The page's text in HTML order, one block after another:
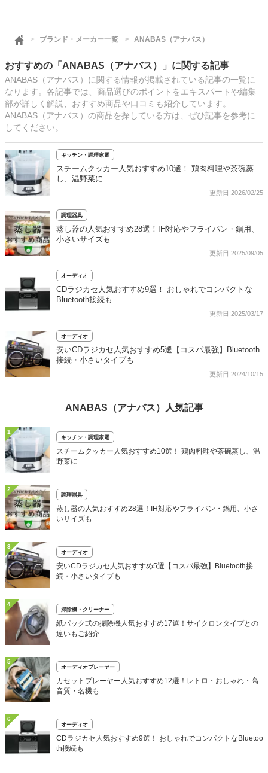
ブランド・メーカー一覧 ANABAS（アナバス）
おすすめの「ANABAS（アナバス）」に関する記事
ANABAS（アナバス）に関する情報が掲載されている記事の一覧に
なります。各記事では、商品選びのポイントをエキスパートや編集
部が詳しく解説、おすすめ商品や口コミも紹介しています。
ANABAS（アナバス）の商品を探している方は、ぜひ記事を参考に
してください。
キッチン・調理家電
スチームクッカー人気おすすめ10選！ 鶏肉料理や茶碗蒸
し、温野菜に
更新日:2026/02/25
調理器具
蒸し器の人気おすすめ28選！IH対応やフライパン・鍋用、
小さいサイズも
更新日:2025/09/05
オーディオ
CDラジカセ人気おすすめ9選！ おしゃれでコンパクトな
Bluetooth接続も
更新日:2025/03/17
オーディオ
安いCDラジカセ人気おすすめ5選【コスパ最強】Bluetooth
接続・小さいタイプも
更新日:2024/10/15
ANABAS（アナバス）人気記事
1
キッチン・調理家電
スチームクッカー人気おすすめ10選！ 鶏肉料理や茶碗蒸し、温
野菜に
2
調理器具
蒸し器の人気おすすめ28選！IH対応やフライパン・鍋用、小さ
いサイズも
3
オーディオ
安いCDラジカセ人気おすすめ5選【コスパ最強】Bluetooth接
続・小さいタイプも
4
掃除機・クリーナー
紙パック式の掃除機人気おすすめ17選！サイクロンタイプとの
違いもご紹介
5
オーディオプレーヤー
カセットプレーヤー人気おすすめ12選！レトロ・おしゃれ・高
音質・名機も
6
オーディオ
CDラジカセ人気おすすめ9選！ おしゃれでコンパクトなBluetoo
th接続も